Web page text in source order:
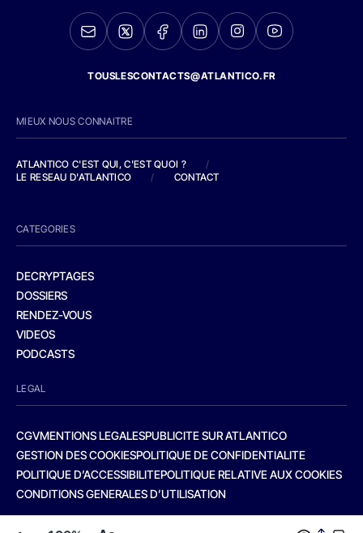
TOUSLESCONTACTS@ATLANTICO.FR
MIEUX NOUS CONNAITRE
ATLANTICO C'EST QUI, C'EST QUOI ?
/
LE RESEAU D'ATLANTICO
/ CONTACT
CATEGORIES
DECRYPTAGES
DOSSIERS
RENDEZ-VOUS
VIDEOS
PODCASTS
LEGAL
CGVMENTIONS LEGALESPUBLICITE SUR ATLANTICO
GESTION DES COOKIESPOLITIQUE DE CONFIDENTIALITE
POLITIQUE D’ACCESSIBILITEPOLITIQUE RELATIVE AUX COOKIES
CONDITIONS GENERALES D’UTILISATION